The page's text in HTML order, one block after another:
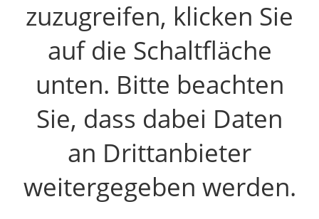
zuzugreifen, klicken Sie
auf die Schaltfläche
unten. Bitte beachten
Sie, dass dabei Daten
an Drittanbieter
weitergegeben werden.